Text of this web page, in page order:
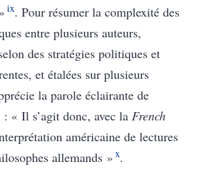
ix. Pour résumer la complexité des
entre plusieurs auteurs,
des stratégies politiques et
et étalées sur plusieurs
la parole éclairante de
« Il s’agit donc, avec la French
américaine de lectures
allemands » x.